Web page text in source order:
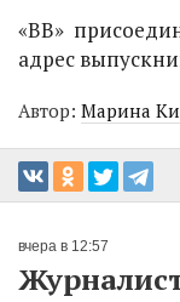
«ВВ»
адрес
Автор: Марина
вчера в 12:57